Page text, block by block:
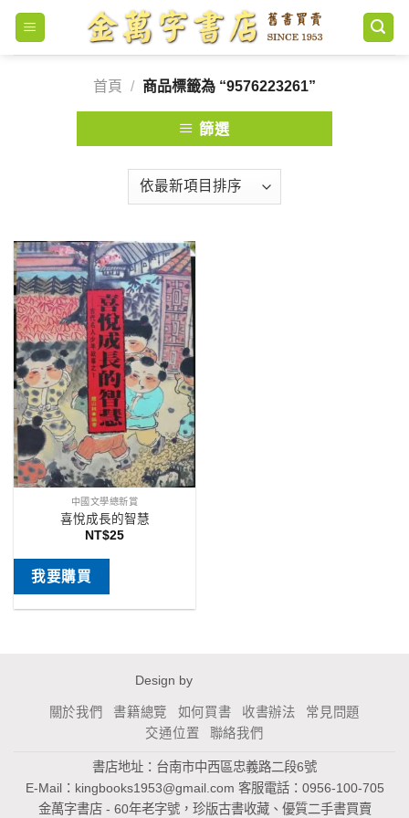
Skip
content
首頁
/ 商品標籤為 “9576223261”
篩選
中國文學總新賞
喜悅成長的智慧
NT$25
我要購買
Design by
關於我們 書籍總覽 如何買書 收書辦法
常見問題
交通位置
聯絡我們
書店地址：台南市中西區忠義路二段6號
E-Mail： kingbooks1953@gmail.com 客服電話：0956-100-705
金萬字書店 - 60年老字號，珍版古書收藏、優質二手書買賣